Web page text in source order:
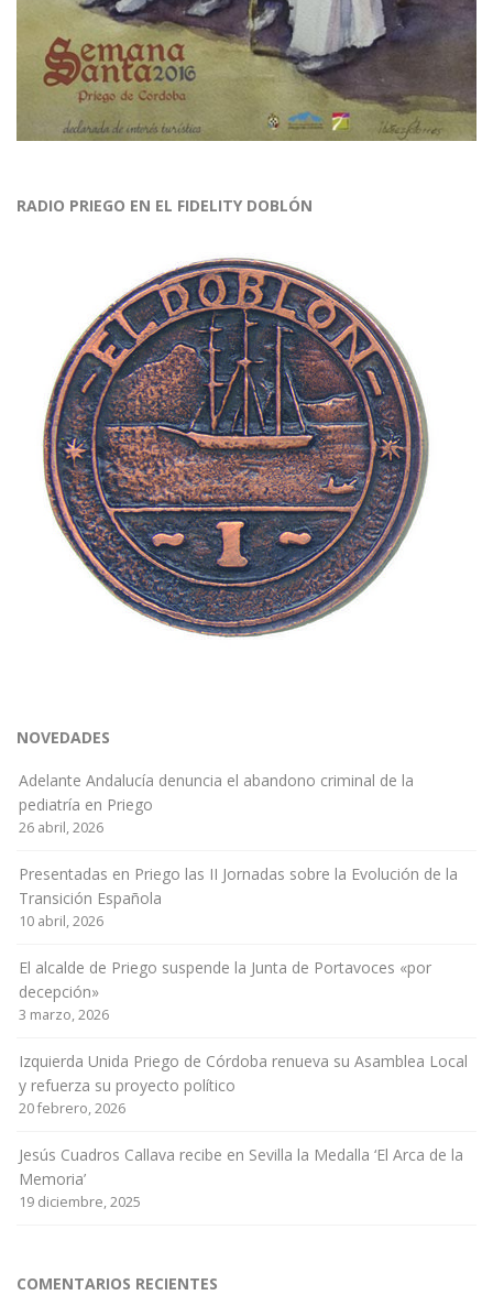
RADIO PRIEGO EN EL FIDELITY DOBLÓN
NOVEDADES
Adelante Andalucía denuncia el abandono criminal de la
pediatría en Priego
26 abril, 2026
Presentadas en Priego las II Jornadas sobre la Evolución de la
Transición Española
10 abril, 2026
El alcalde de Priego suspende la Junta de Portavoces «por
decepción»
3 marzo, 2026
Izquierda Unida Priego de Córdoba renueva su Asamblea Local
y refuerza su proyecto político
20 febrero, 2026
Jesús Cuadros Callava recibe en Sevilla la Medalla ‘El Arca de la
Memoria’
19 diciembre, 2025
COMENTARIOS RECIENTES